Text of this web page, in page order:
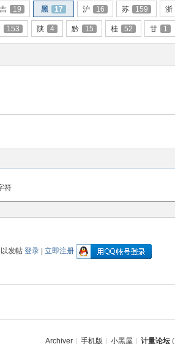
吉 19 黑 17 沪 16 苏 159 浙
153 陕 4 黔 15 桂 52 甘 1
符
发帖 登录| 立即注册
Archiver 手机版 小黑屋 计量论坛 (